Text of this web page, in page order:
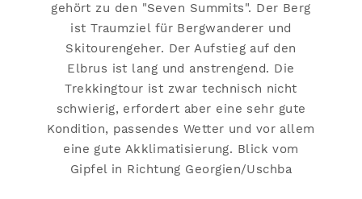
gehört zu den "Seven Summits". Der Berg
ist Traumziel für Bergwanderer und
Skitourengeher. Der Aufstieg auf den
Elbrus ist lang und anstrengend. Die
Trekkingtour ist zwar technisch nicht
schwierig, erfordert aber eine sehr gute
Kondition, passendes Wetter und vor allem
eine gute Akklimatisierung. Blick vom
Gipfel in Richtung Georgien/Uschba